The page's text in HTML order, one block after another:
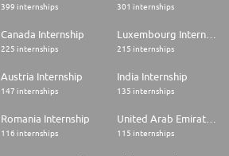
399 internships 301 internships
Canada Internship
225 internships
Luxembourg Internship
215 internships
Austria Internship
147 internships
India Internship
135 internships
Romania Internship
116 internships
United Arab Emirates Internship
115 internships